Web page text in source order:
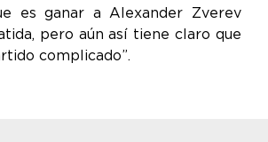
es ganar a Alexander Zverev
pero aún así tiene claro que
complicado”.